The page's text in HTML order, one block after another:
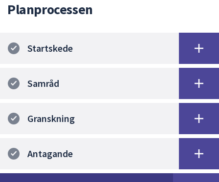
Planprocessen
Startskede
Samråd
Granskning
Antagande